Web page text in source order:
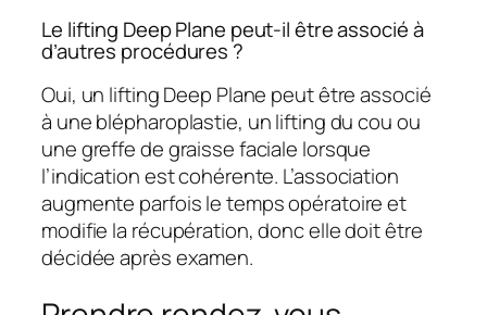
Le lifting Deep Plane peut-il être associé à
d’autres procédures ?
Oui, un lifting Deep Plane peut être associé
à une blépharoplastie, un lifting du cou ou
une greffe de graisse faciale lorsque
l’indication est cohérente. L’association
augmente parfois le temps opératoire et
modifie la récupération, donc elle doit être
décidée après examen.